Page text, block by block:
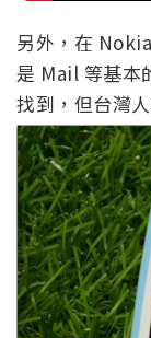
另外，在
是 Mail 等基本
找到，但台灣